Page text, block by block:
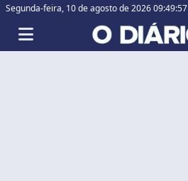
Segunda-feira, 10 de agosto de 2026 09:49:58